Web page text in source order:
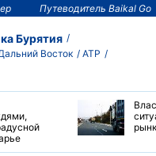
Путеводитель Baikal Go
Бурятия
Восток
АТР